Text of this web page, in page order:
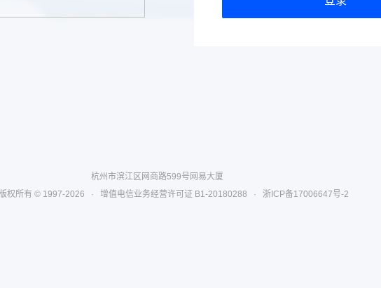
杭州市滨江区网商路599号网易大厦
权所有 © 1997-2026
· 增值电信业务经营许可证 B1-20180288 · 浙ICP备17006647号-2